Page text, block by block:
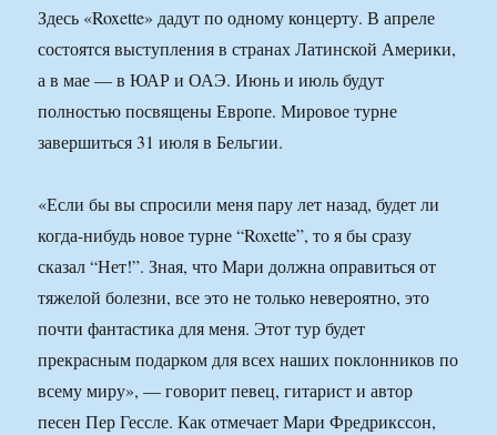
Здесь «Roxette» дадут по одному концерту. В апреле
состоятся выступления в странах Латинской Америки,
а в мае — в ЮАР и ОАЭ. Июнь и июль будут
полностью посвящены Европе. Мировое турне
завершиться 31 июля в Бельгии.
«Если бы вы спросили меня пару лет назад, будет ли
когда-нибудь новое турне “Roxette”, то я бы сразу
сказал “Нет!”. Зная, что Мари должна оправиться от
тяжелой болезни, все это не только невероятно, это
почти фантастика для меня. Этот тур будет
прекрасным подарком для всех наших поклонников по
всему миру», — говорит певец, гитарист и автор
песен Пер Гессле. Как отмечает Мари Фредрикссон,